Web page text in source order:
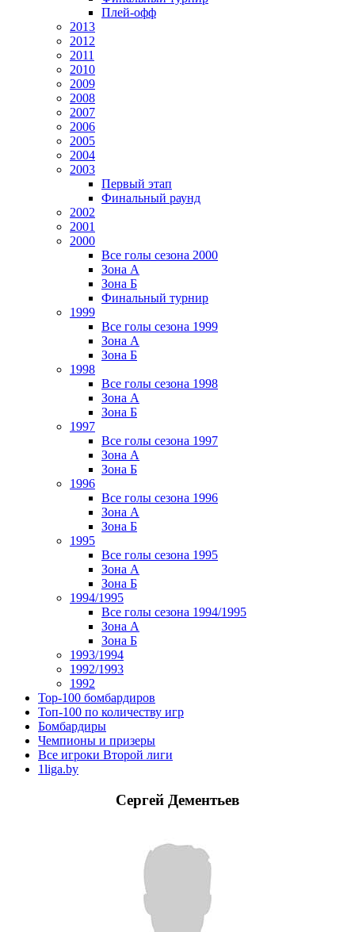
Плей-офф
2013
2012
2011
2010
2009
2008
2007
2006
2005
2004
2003
Первый этап
Финальный раунд
2002
2001
2000
Все голы сезона 2000
Зона А
Зона Б
Финальный турнир
1999
Все голы сезона 1999
Зона А
Зона Б
1998
Все голы сезона 1998
Зона А
Зона Б
1997
Все голы сезона 1997
Зона А
Зона Б
1996
Все голы сезона 1996
Зона А
Зона Б
1995
Все голы сезона 1995
Зона А
Зона Б
1994/1995
Все голы сезона 1994/1995
Зона А
Зона Б
1993/1994
1992/1993
1992
Top-100 бомбардиров
Топ-100 по количеству игр
Бомбардиры
Чемпионы и призеры
Все игроки Второй лиги
1liga.by
Сергей Дементьев